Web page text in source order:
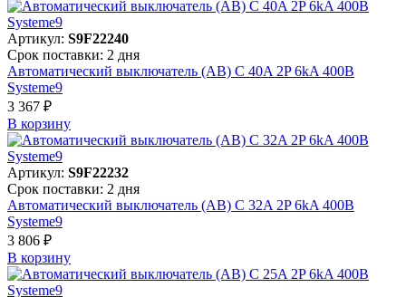
Артикул: S9F22240
Срок поставки: 2 дня
Автоматический выключатель (АВ) C 40A 2P 6kA 400В
Systeme9
3 367 ₽
В корзинy
Артикул: S9F22232
Срок поставки: 2 дня
Автоматический выключатель (АВ) C 32A 2P 6kA 400В
Systeme9
3 806 ₽
В корзинy